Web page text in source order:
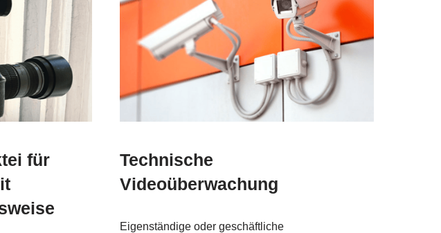
für
Technische
Videoüberwachung
Eigenständige oder geschäftliche